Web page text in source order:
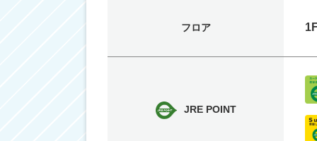
フロア
JRE POINT